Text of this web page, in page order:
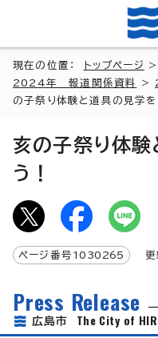
現在の位置： トップページ
2024年 報道関係資料
>
の子祭り体験と道具の見学を
亥の子祭り体験
う！
ページ番号 1030265 更
Press Release
広島市 The City of